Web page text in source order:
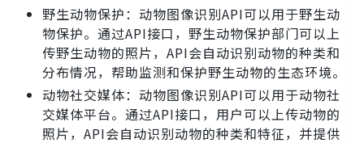
野生动物保护：动物图像识别API可以用于野生动
物保护。通过API接口，野生动物保护部门可以上
传野生动物的照片，API会自动识别动物的种类和
分布情况，帮助监测和保护野生动物的生态环境。
动物社交媒体：动物图像识别API可以用于动物社
交媒体平台。通过API接口，用户可以上传动物的
照片，API会自动识别动物的种类和特征，并提供